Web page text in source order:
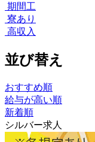
期間工
寮あり
高収入
並び替え
おすすめ順
給与が高い順
新着順
シルバー求人